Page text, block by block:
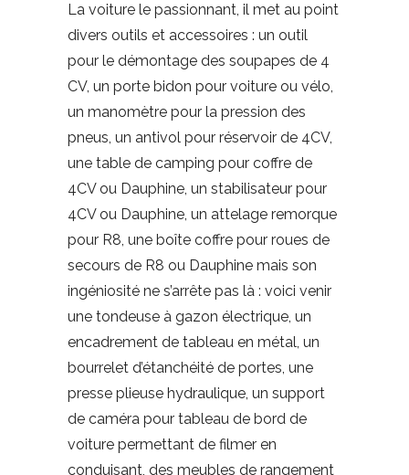
La voiture le passionnant, il met au point
divers outils et accessoires : un outil
pour le démontage des soupapes de 4
CV, un porte bidon pour voiture ou vélo,
un manomètre pour la pression des
pneus, un antivol pour réservoir de 4CV,
une table de camping pour coffre de
4CV ou Dauphine, un stabilisateur pour
4CV ou Dauphine, un attelage remorque
pour R8, une boîte coffre pour roues de
secours de R8 ou Dauphine mais son
ingéniosité ne s’arrête pas là : voici venir
une tondeuse à gazon électrique, un
encadrement de tableau en métal, un
bourrelet d’étanchéité de portes, une
presse plieuse hydraulique, un support
de caméra pour tableau de bord de
voiture permettant de filmer en
conduisant, des meubles de rangement